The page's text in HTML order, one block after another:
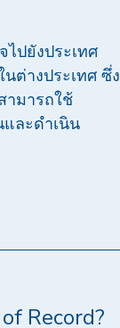
ปยังประเทศ
ต่างประเทศ ซึ่ง
ามารถใช้
ละดำเนิน
Record?